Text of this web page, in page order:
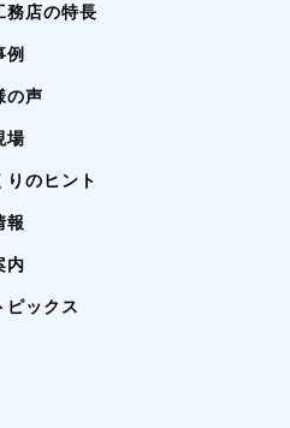
務店の特長
例
の声
場
りのヒント
報
内
ピックス